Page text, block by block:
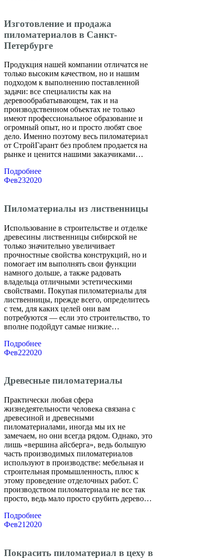
Изготовление и продажа
пиломатериалов в Санкт-
Петербурге
Продукция нашей компании отличатся не
только высоким качеством, но и нашим
подходом к выполнению поставленной
задачи: все специалисты как на
деревообрабатывающем, так и на
производственном объектах не только
имеют профессиональное образование и
огромный опыт, но и просто любят свое
дело. Именно поэтому весь пиломатериал
от СтройГарант без проблем продается на
рынке и ценится нашими заказчиками…
Подробнее
Фев232020
Пиломатериалы из лиственницы
Использование в строительстве и отделке
древесины лиственницы сибирской не
только значительно увеличивает
прочностные свойства конструкций, но и
помогает им выполнять свои функции
намного дольше, а также радовать
владельца отличными эстетическими
свойствами. Покупая пиломатериалы для
лиственницы, прежде всего, определитесь
с тем, для каких целей они вам
потребуются — если это строительство, то
вполне подойдут самые низкие…
Подробнее
Фев222020
Древесные пиломатериалы
Практически любая сфера
жизнедеятельности человека связана с
древесиной и древесными
пиломатериалами, иногда мы их не
замечаем, но они всегда рядом. Однако, это
лишь «вершина айсберга», ведь большую
часть производимых пиломатериалов
используют в производстве: мебельная и
строительная промышленность, плюс к
этому проведение отделочных работ. С
производством пиломатериала не все так
просто, ведь мало просто срубить дерево…
Подробнее
Фев21 2020
Покрасить пиломатериал в цеху в